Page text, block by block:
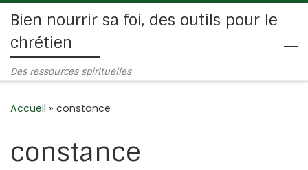
Passer au contenu
Bien nourrir sa foi, des outils pour le
chrétien
Des ressources spirituelles
Accueil » constance
constance